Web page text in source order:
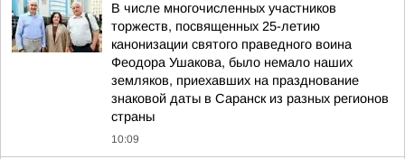
В числе многочисленных участников
торжеств, посвященных 25-летию
канонизации святого праведного воина
Феодора Ушакова, было немало наших
земляков, приехавших на празднование
знаковой даты в Саранск из разных регионов
страны
10:09